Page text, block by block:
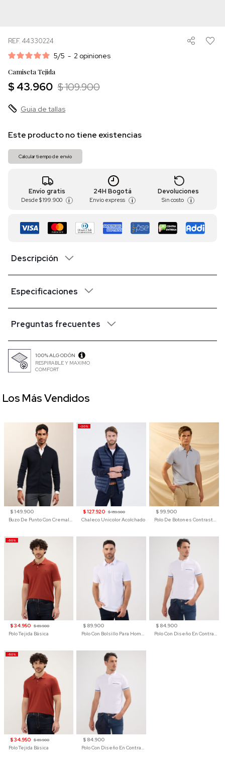
REF. 44330224
5/5 - 2 opiniones
Camiseta Tejida
$ 43.960 $ 109.900
Guia de tallas
Este producto no tiene existencias
Calcular tiempo de envío
Envío gratis
Desde $ 199.900 i
24H Bogotá
Envío express i
Devoluciones
Sin costo i
Descripción
Especificaciones
Preguntas frecuentes
100% ALGODÓN
RESPIRABLE Y MAXIMO
COMFORT
$ 149.900
Buzo De Punto Con Cremallera Para Hombre
-20%
$ 127.920 $ 159.900
Chaleco Unicolor Acolchado
$ 99.900
Polo De Botones Contraste Para Hombre
-50%
$ 34.950 $ 69.900
Polo Tejida Básica
$ 89.900
Polo Con Bolsillo Para Hombre
$ 84.900
Polo Con Diseño En Contraste
-50%
$ 34.950 $ 69.900
Polo Tejida Básica
$ 84.900
Polo Con Diseño En Contraste
Los Más Vendidos